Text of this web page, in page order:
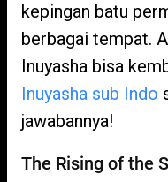
kepingan batu
berbagai tempat.
Inuyasha bisa
Inuyasha sub Indo
jawabannya!
The Rising of the